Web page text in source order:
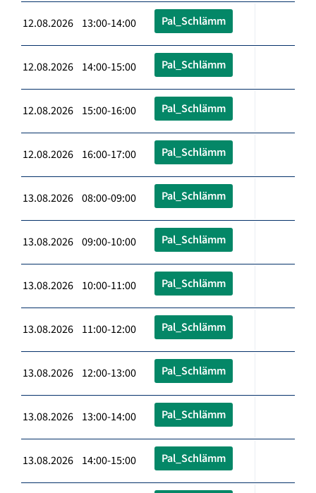
12.08.2026 13:00-14:00 Pal_Schlämm
12.08.2026 14:00-15:00 Pal_Schlämm
12.08.2026 15:00-16:00 Pal_Schlämm
12.08.2026 16:00-17:00 Pal_Schlämm
13.08.2026 08:00-09:00 Pal_Schlämm
13.08.2026 09:00-10:00 Pal_Schlämm
13.08.2026 10:00-11:00 Pal_Schlämm
13.08.2026 11:00-12:00 Pal_Schlämm
13.08.2026 12:00-13:00 Pal_Schlämm
13.08.2026 13:00-14:00 Pal_Schlämm
13.08.2026 14:00-15:00 Pal_Schlämm